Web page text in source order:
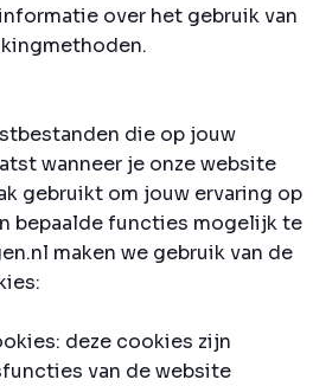
over het gebruik van
die op jouw
wanneer je onze website
gebruikt om jouw ervaring op
bepaalde functies mogelijk te
maken we gebruik van de
deze cookies zijn
van de website